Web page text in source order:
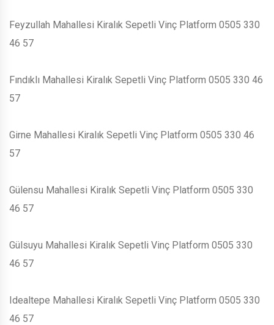
Feyzullah Mahallesi Kiralık Sepetli Vinç Platform 0505 330
46 57
Fındıklı Mahallesi Kiralık Sepetli Vinç Platform 0505 330 46
57
Girne Mahallesi Kiralık Sepetli Vinç Platform 0505 330 46
57
Gülensu Mahallesi Kiralık Sepetli Vinç Platform 0505 330
46 57
Gülsuyu Mahallesi Kiralık Sepetli Vinç Platform 0505 330
46 57
Idealtepe Mahallesi Kiralık Sepetli Vinç Platform 0505 330
46 57